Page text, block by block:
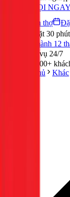
GỌI
Tuyển thợ
Có mặt 30 phút
Bảo hành 12
Phục vụ 24/7
300,000+
Trang chủ
Khác